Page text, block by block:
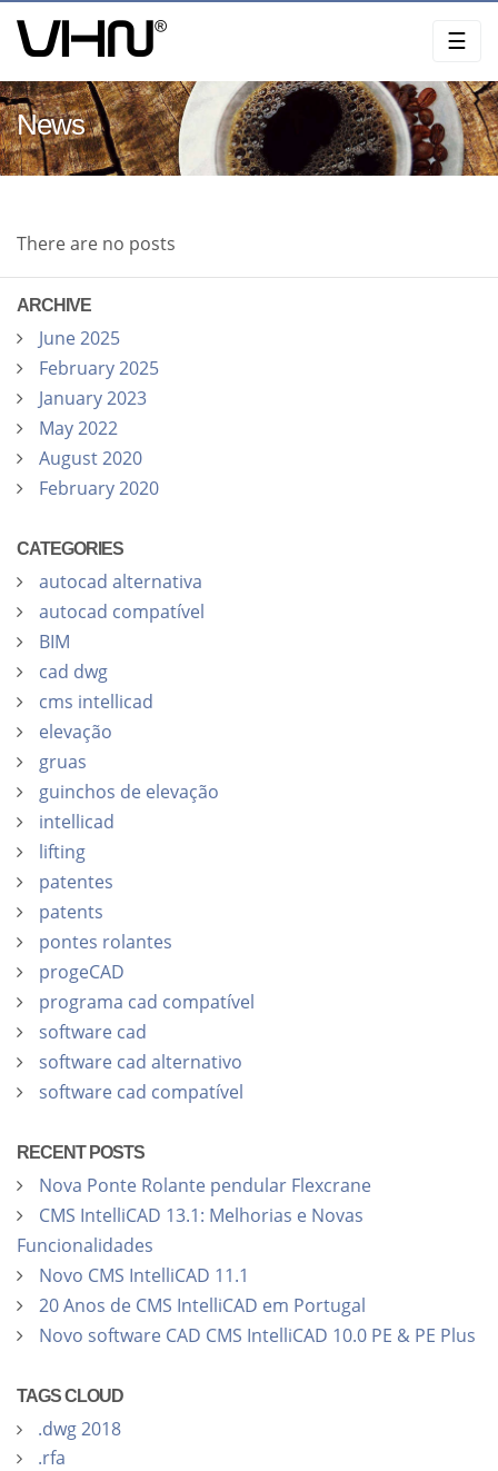
☰
News
There are no posts
ARCHIVE
June 2025
February 2025
January 2023
May 2022
August 2020
February 2020
CATEGORIES
autocad alternativa
autocad compatível
BIM
cad dwg
cms intellicad
elevação
gruas
guinchos de elevação
intellicad
lifting
patentes
patents
pontes rolantes
progeCAD
programa cad compatível
software cad
software cad alternativo
software cad compatível
RECENT POSTS
Nova Ponte Rolante pendular Flexcrane
CMS IntelliCAD 13.1: Melhorias e Novas
Funcionalidades
Novo CMS IntelliCAD 11.1
20 Anos de CMS IntelliCAD em Portugal
Novo software CAD CMS IntelliCAD 10.0 PE & PE Plus
TAGS CLOUD
.dwg 2018
.rfa